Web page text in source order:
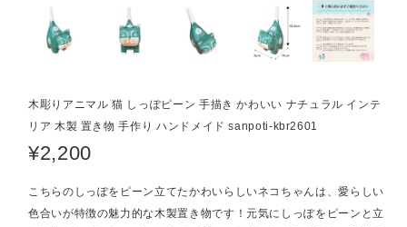
木彫りアニマル 猫 しっぽピーン 手描き かわいい ナチュラル インテ
リア 木製 置き物 手作り ハンドメイド sanpoti-kbr2601
¥2,200
こちらのしっぽをピーン立てたかわいらしいネコちゃんは、愛らしい
色合いが特徴の魅力的な木製置き物です！元気にしっぽをピーンと立